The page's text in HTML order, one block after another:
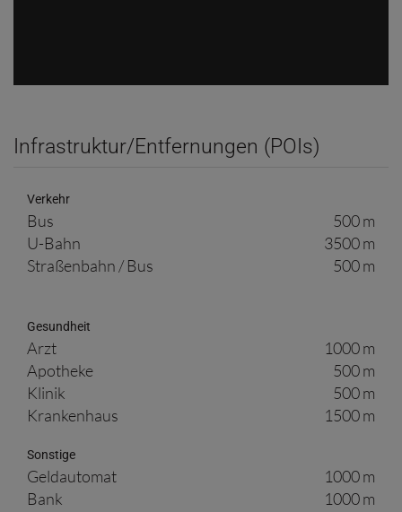
Infrastruktur/Entfernungen (POIs)
Verkehr
Bus
500 m
U-Bahn
3500 m
Straßenbahn / Bus
500 m
Gesundheit
Arzt
1000 m
Apotheke
500 m
Klinik
500 m
Krankenhaus
1500 m
Sonstige
Geldautomat
1000 m
Bank
1000 m